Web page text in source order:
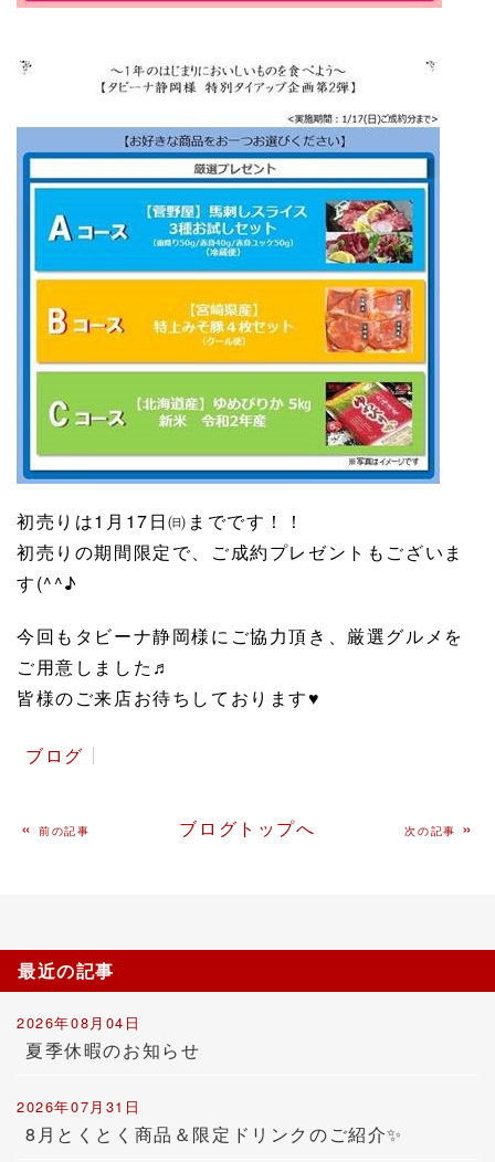
初売りは1月17日㈰までです！！
初売りの期間限定で、ご成約プレゼントもございま
す(^^♪
今回もタビーナ静岡様にご協力頂き、厳選グルメを
ご用意しました♬
皆様のご来店お待ちしております♥
ブログ
«前の記事 ブログトップへ 次の記事 »
最近の記事
2026年08月04日
夏季休暇のお知らせ
2026年07月31日
8月とくとく商品＆限定ドリンクのご紹介✨